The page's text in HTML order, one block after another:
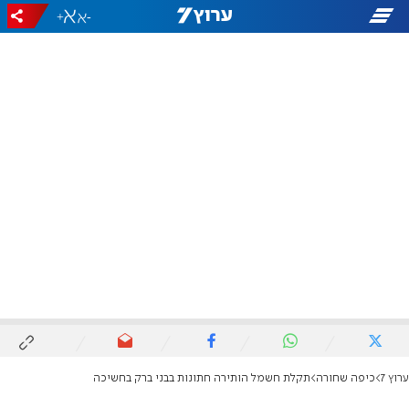
-
+
ערוץ 7 כיפה שחורה תקלת חשמל הותירה חתונות בבני ברק בחשיכה